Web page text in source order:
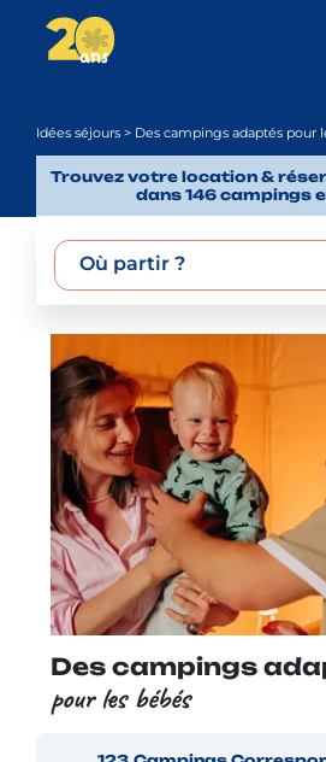
Idées séjours > Des campings adaptés pour
Trouvez votre location &
dans 146 campings
Où partir ?
Des campings
pour les bébés